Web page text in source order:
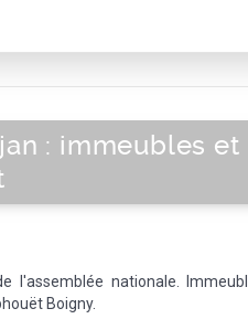
: immeubles et
l'assemblée nationale.
Boigny.